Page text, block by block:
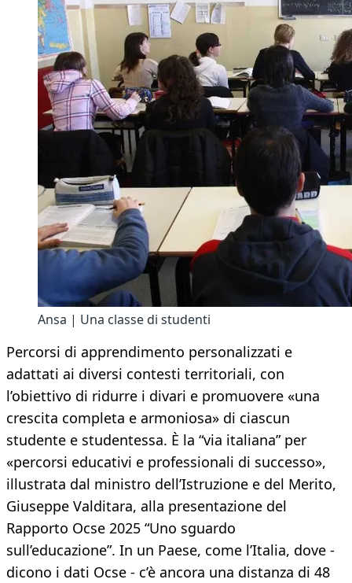
Ansa | Una classe di studenti
Percorsi di apprendimento personalizzati e
adattati ai diversi contesti territoriali, con
l’obiettivo di ridurre i divari e promuovere «una
crescita completa e armoniosa» di ciascun
studente e studentessa. È la “via italiana” per
«percorsi educativi e professionali di successo»,
illustrata dal ministro dell’Istruzione e del Merito,
Giuseppe Valditara, alla presentazione del
Rapporto Ocse 2025 “Uno sguardo
sull’educazione”. In un Paese, come l’Italia, dove -
dicono i dati Ocse - c’è ancora una distanza di 48